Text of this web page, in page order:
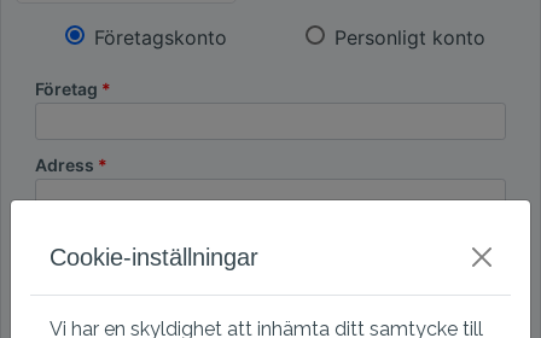
Företagskonto Personligt konto
Företag
Adress
Cookie-inställningar
Vi har en skyldighet att inhämta ditt samtycke till